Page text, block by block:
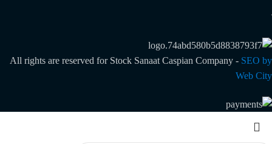
All rights are reserved for Stock Sanaat Caspian Company - SEO by
Web City